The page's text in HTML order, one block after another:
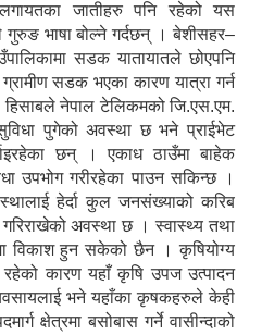
जातीहरु पनि रहेको यस
भाषा बोल्ने गर्दछन् । बेशीसहर–
सडक यातायातले छोएपनि
सडक भएका कारण यात्रा गर्न
नेपाल टेलिकमको जि.एस.एम.
पुगेको अवस्था छ भने प्राईभेट
छन् । एकाध ठाउँमा बाहेक
उपभोग गरीरहेका पाउन सकिन्छ ।
हेर्दा कुल जनसंख्याको करिब
अवस्था छ । स्वास्थ्य तथा
विकाश हुन सकेको छैन । कृषियोग्य
कारण यहाँ कृषि उपज उत्पादन
भने यहाँका कृषकहरुले केही
क्षेत्रमा बसोबास गर्ने वासीन्दाको